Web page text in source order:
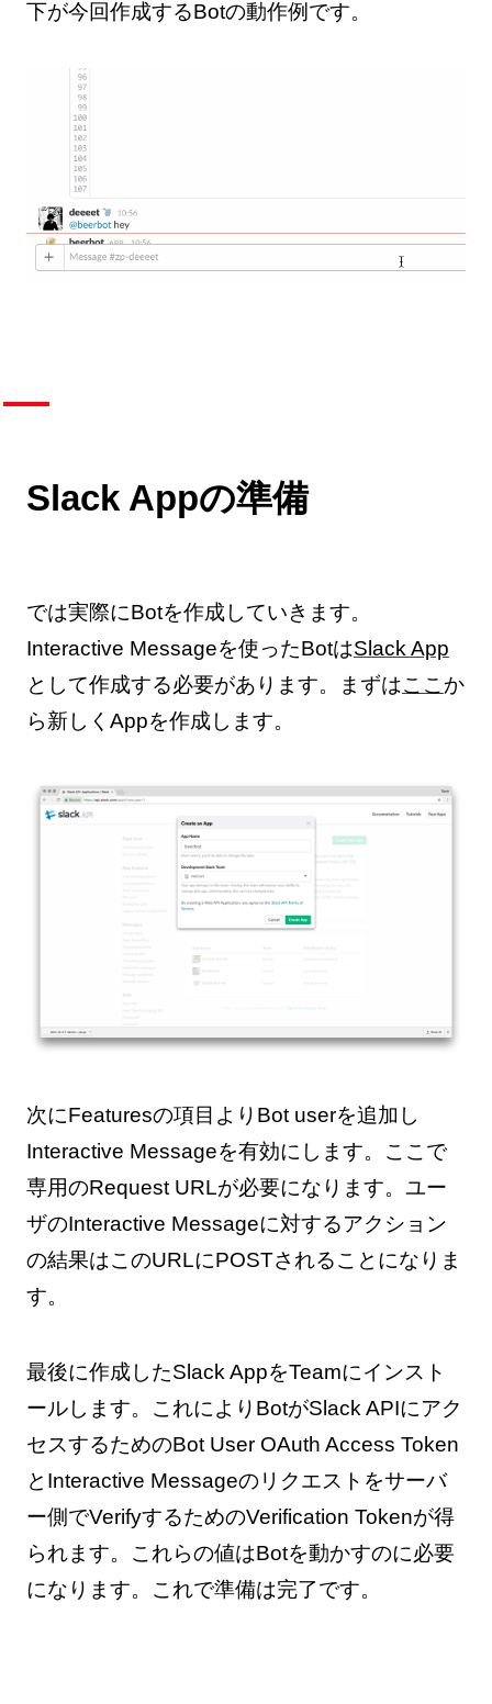
下が今回作成するBotの動作例です。
Slack Appの準備
では実際にBotを作成していきます。
Interactive Messageを使ったBotはSlack App
として作成する必要があります。まずはここか
ら新しくAppを作成します。
次にFeaturesの項目よりBot userを追加し
Interactive Messageを有効にします。ここで
専用のRequest URLが必要になります。ユー
ザのInteractive Messageに対するアクション
の結果はこのURLにPOSTされることになりま
す。
最後に作成したSlack AppをTeamにインスト
ールします。これによりBotがSlack APIにアク
セスするためのBot User OAuth Access Token
とInteractive Messageのリクエストをサーバ
ー側でVerifyするためのVerification Tokenが得
られます。これらの値はBotを動かすのに必要
になります。これで準備は完了です。